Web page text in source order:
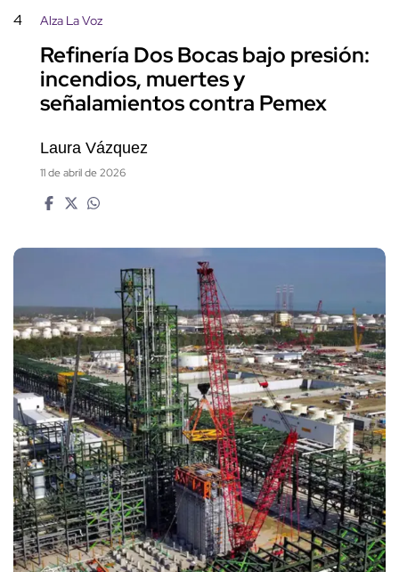
4 Alza La Voz
Refinería Dos Bocas bajo presión:
incendios, muertes y
señalamientos contra Pemex
Laura Vázquez
11 de abril de 2026